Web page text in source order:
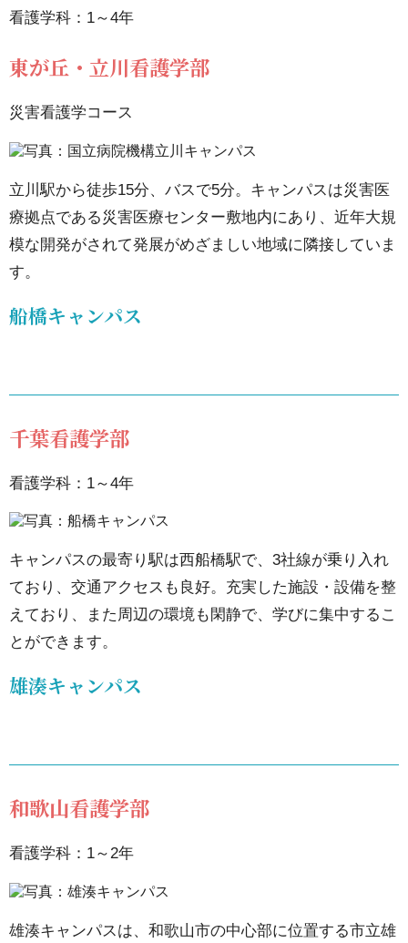
7.1.
東が
護学
部
7.2.
東が
丘・
学部
国
立
院
機
立
川
キ
ャ
ン
8.1.
看護
学部
8.2.
東が
看護学科：1～4年
東が丘・立川看護学部
災害看護学コース
立川駅から徒歩15分、バスで5分。キャンパスは災害医
療拠点である災害医療センター敷地内にあり、近年大規
模な開発がされて発展がめざましい地域に隣接していま
す。
船橋キャンパス
千葉看護学部
看護学科：1～4年
キャンパスの最寄り駅は西船橋駅で、3社線が乗り入れ
ており、交通アクセスも良好。充実した施設・設備を整
えており、また周辺の環境も閑静で、学びに集中するこ
とができます。
雄湊キャンパス
和歌山看護学部
看護学科：1～2年
雄湊キャンパスは、和歌山市の中心部に位置する市立雄